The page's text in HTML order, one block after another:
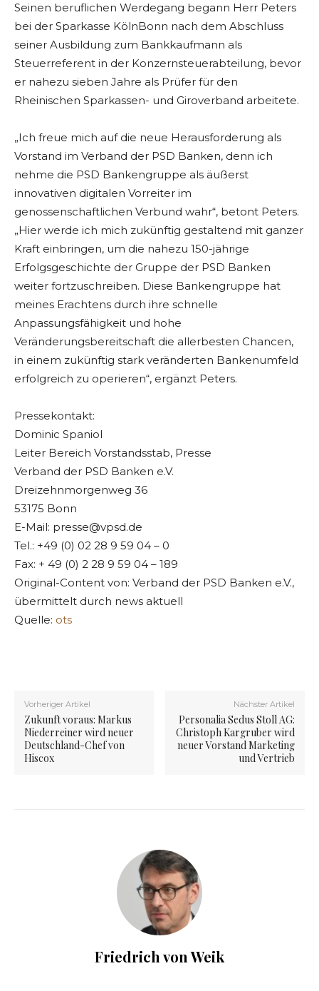
Seinen beruflichen Werdegang begann Herr Peters
bei der Sparkasse KölnBonn nach dem Abschluss
seiner Ausbildung zum Bankkaufmann als
Steuerreferent in der Konzernsteuerabteilung, bevor
er nahezu sieben Jahre als Prüfer für den
Rheinischen Sparkassen- und Giroverband arbeitete.
„Ich freue mich auf die neue Herausforderung als
Vorstand im Verband der PSD Banken, denn ich
nehme die PSD Bankengruppe als äußerst
innovativen digitalen Vorreiter im
genossenschaftlichen Verbund wahr“, betont Peters.
„Hier werde ich mich zukünftig gestaltend mit ganzer
Kraft einbringen, um die nahezu 150-jährige
Erfolgsgeschichte der Gruppe der PSD Banken
weiter fortzuschreiben. Diese Bankengruppe hat
meines Erachtens durch ihre schnelle
Anpassungsfähigkeit und hohe
Veränderungsbereitschaft die allerbesten Chancen,
in einem zukünftig stark veränderten Bankenumfeld
erfolgreich zu operieren“, ergänzt Peters.
Pressekontakt:
Dominic Spaniol
Leiter Bereich Vorstandsstab, Presse
Verband der PSD Banken e.V.
Dreizehnmorgenweg 36
53175 Bonn
E-Mail: presse@vpsd.de
Tel.: +49 (0) 02 28 9 59 04 – 0
Fax: + 49 (0) 2 28 9 59 04 – 189
Original-Content von: Verband der PSD Banken e.V.,
übermittelt durch news aktuell
Quelle: ots
Vorheriger Artikel
Zukunft voraus: Markus
Niederreiner wird neuer
Deutschland-Chef von
Hiscox
Nächster Artikel
Personalia Sedus Stoll AG:
Christoph Kargruber wird
neuer Vorstand Marketing
und Vertrieb
Friedrich von Weik